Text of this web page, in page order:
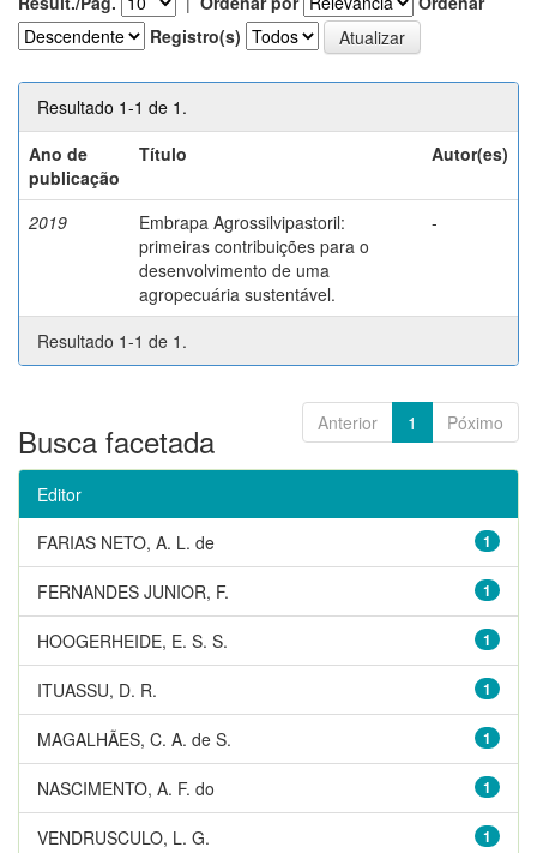
Registro(s)
Resultado 1-1 de 1.
Ano de
publicação
Título Autor(es)
2019
Embrapa Agrossilvipastoril:
primeiras contribuições para o
desenvolvimento de uma
agropecuária sustentável.
-
Resultado 1-1 de 1.
Anterior 1 Póximo
Busca facetada
Editor
1
FARIAS NETO, A. L. de
1
FERNANDES JUNIOR, F.
1
HOOGERHEIDE, E. S. S.
1
ITUASSU, D. R.
1
MAGALHÃES, C. A. de S.
1
NASCIMENTO, A. F. do
1
VENDRUSCULO, L. G.